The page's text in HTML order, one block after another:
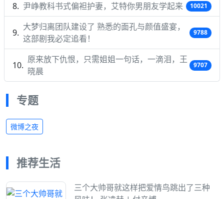
尹峥教科书式偏袒护妻，艾特你男朋友学起来 10021
大梦归离团队建设了 熟悉的面孔与颜值盛宴，
这部剧我必定追看！
9788
原来放下仇恨，只需姐姐一句话，一滴泪，王
晓晨
9707
专题
微博之夜
推荐生活
三个大帅哥就这样把爱情鸟跳出了三种